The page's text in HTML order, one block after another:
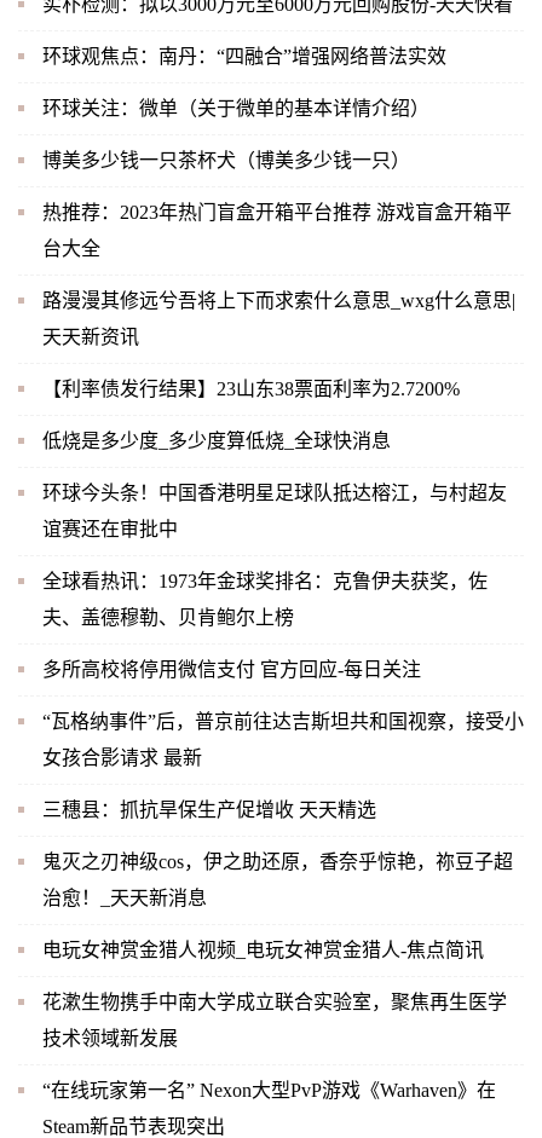
实朴检测：拟以3000万元至6000万元回购股份-天天快看
环球观焦点：南丹：“四融合”增强网络普法实效
环球关注：微单（关于微单的基本详情介绍）
博美多少钱一只茶杯犬（博美多少钱一只）
热推荐：2023年热门盲盒开箱平台推荐 游戏盲盒开箱平
台大全
路漫漫其修远兮吾将上下而求索什么意思_wxg什么意思|
天天新资讯
【利率债发行结果】23山东38票面利率为2.7200%
低烧是多少度_多少度算低烧_全球快消息
环球今头条！中国香港明星足球队抵达榕江，与村超友
谊赛还在审批中
全球看热讯：1973年金球奖排名：克鲁伊夫获奖，佐
夫、盖德穆勒、贝肯鲍尔上榜
多所高校将停用微信支付 官方回应-每日关注
“瓦格纳事件”后，普京前往达吉斯坦共和国视察，接受小
女孩合影请求 最新
三穗县：抓抗旱保生产促增收 天天精选
鬼灭之刃神级cos，伊之助还原，香奈乎惊艳，祢豆子超
治愈！_天天新消息
电玩女神赏金猎人视频_电玩女神赏金猎人-焦点简讯
花漱生物携手中南大学成立联合实验室，聚焦再生医学
技术领域新发展
“在线玩家第一名” Nexon大型PvP游戏《Warhaven》在
Steam新品节表现突出